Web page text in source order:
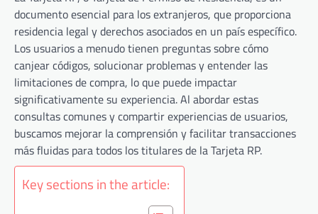
documento esencial para los extranjeros, que proporciona
residencia legal y derechos asociados en un país específico.
Los usuarios a menudo tienen preguntas sobre cómo
canjear códigos, solucionar problemas y entender las
limitaciones de compra, lo que puede impactar
significativamente su experiencia. Al abordar estas
consultas comunes y compartir experiencias de usuarios,
buscamos mejorar la comprensión y facilitar transacciones
más fluidas para todos los titulares de la Tarjeta RP.
Key sections in the article: